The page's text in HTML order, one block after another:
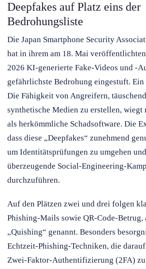
Deepfakes auf Platz eins der
Bedrohungsliste
Die Japan Smartphone Security
hat in ihrem am 18. Mai
2026 KI-generierte Fake-Videos und -
gefährlichste Bedrohung eingestuft.
Die Fähigkeit von Angreifern,
synthetische Medien zu erstellen, wiegt
als herkömmliche Schadsoftware. Die
dass diese „Deepfakes“ zunehmend
um Identitätsprüfungen zu umgehen
überzeugende Social-Engineering-
durchzuführen.
Auf den Plätzen zwei und drei folgen
Phishing-Mails sowie QR-Code-Betrug,
„Quishing“ genannt. Besonders
Echtzeit-Phishing-Techniken, die
Zwei-Faktor-Authentifizierung (2FA) zu